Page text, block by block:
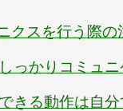
クスを行う際の
っかりコミュ
きる動作は自分